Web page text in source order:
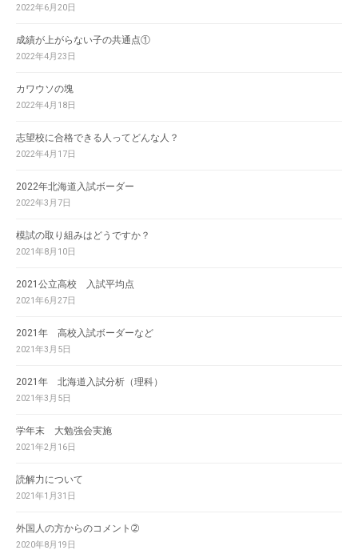
2022年6月20日
成績が上がらない子の共通点①
2022年4月23日
カワウソの塊
2022年4月18日
志望校に合格できる人ってどんな人？
2022年4月17日
2022年北海道入試ボーダー
2022年3月7日
模試の取り組みはどうですか？
2021年8月10日
2021公立高校 入試平均点
2021年6月27日
2021年 高校入試ボーダーなど
2021年3月5日
2021年 北海道入試分析（理科）
2021年3月5日
学年末 大勉強会実施
2021年2月16日
読解力について
2021年1月31日
外国人の方からのコメント➁
2020年8月19日